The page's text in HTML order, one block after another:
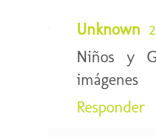
Unknown
Niños y
imágenes
Responder